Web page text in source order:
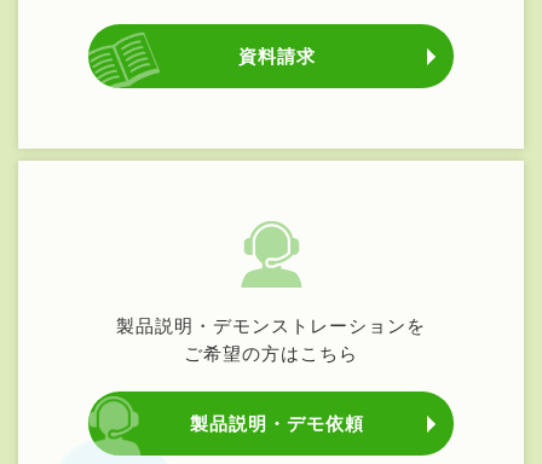
資料請求
製品説明・デモンストレーションを
ご希望の方はこちら
製品説明・デモ依頼